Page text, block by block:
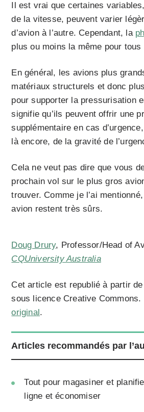
Il est vrai que certaines
de la vitesse, peuvent varier
d’avion à l’autre. Cependant, la
plus ou moins la même pour
En général, les avions plus
matériaux structurels et donc
pour supporter la pressurisation
signifie qu’ils peuvent offrir une
supplémentaire en cas
là encore, de la gravité de
Cela ne veut pas dire que vous
prochain vol sur le plus gros
trouver. Comme je l’ai
avion restent très sûrs.
Doug Drury, Professor/Head of
CQUniversity Australia
Cet article est republié à partir de
sous licence Creative Commons.
original .
Articles recommandés par
Tout pour magasiner et
ligne et économiser